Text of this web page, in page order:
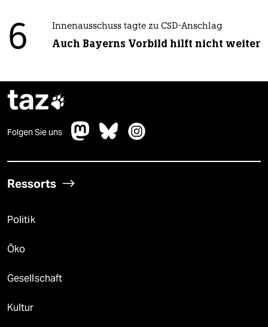
6 Innenausschuss tagte zu CSD-Anschlag
Auch Bayerns Vorbild hilft nicht weiter
taz
Folgen Sie uns
Ressorts
Politik
Öko
Gesellschaft
Kultur